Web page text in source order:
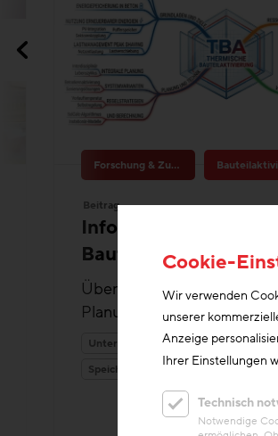
Forschung & Zukunftsthemen
Informationsportal
Bauteilaktivierung
Überblick über
Planungsgrundsätze und
Cookie-
Wir verwenden
unserer
Anzeige
Ihrer Einstellungen
Technisch
Notwendige